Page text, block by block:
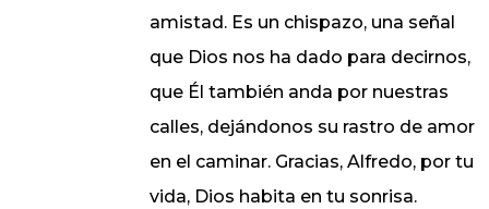
amistad. Es un chispazo, una señal
que Dios nos ha dado para decirnos,
que Él también anda por nuestras
calles, dejándonos su rastro de amor
en el caminar. Gracias, Alfredo, por tu
vida, Dios habita en tu sonrisa.